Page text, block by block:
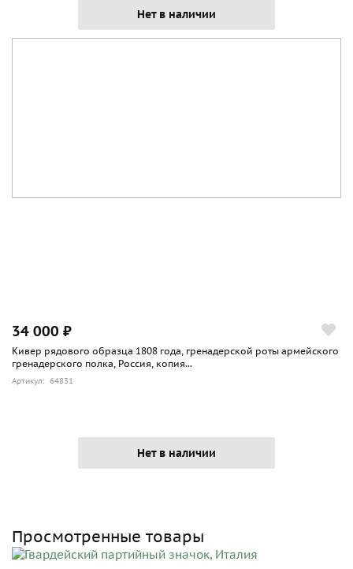
Нет в наличии
34 000 ₽
Кивер рядового образца 1808 года, гренадерской роты армейского
гренадерского полка, Россия, копия...
Артикул: 64831
Нет в наличии
Просмотренные товары